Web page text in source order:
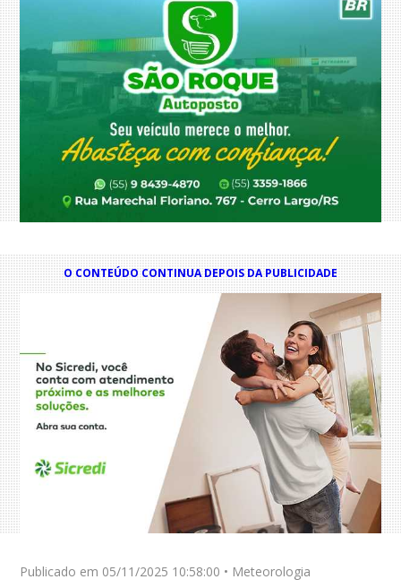
O CONTEÚDO CONTINUA DEPOIS DA PUBLICIDADE
Publicado em 05/11/2025 10:58:00 • Meteorologia